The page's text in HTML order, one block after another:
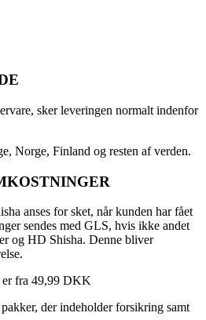
sker leveringen normalt indenfor
Norge, Finland og resten af verden.
anses for sket, når kunden har fået
sendes med GLS, hvis ikke andet
og HD Shisha. Denne bliver
er fra 49,99 DKK
der indeholder forsikring samt